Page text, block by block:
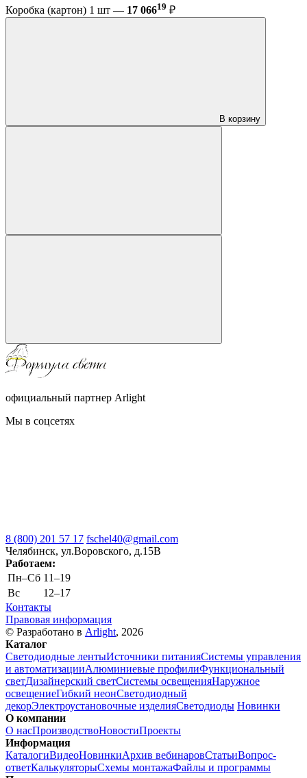
Коробка (картон) 1 шт — 17 06619 ₽
В корзину
официальный партнер Arlight
Мы в соцсетях
8 (800) 201 57 17 fschel40@gmail.com
Челябинск, ул.Воровского, д.15В
Работаем:
Пн–Cб 11–19
Вс
12–17
Контакты
Правовая информация
© Разработано в Arlight, 2026
Каталог
Светодиодные лентыИсточники питанияСистемы управления
и автоматизацииАлюминиевые профилиФункциональный
светДизайнерский светСистемы освещенияНаружное
освещениеГибкий неонСветодиодный
декорЭлектроустановочные изделияСветодиоды Новинки
О компании
О насПроизводствоНовостиПроекты
Информация
КаталогиВидеоНовинкиАрхив вебинаровСтатьиВопрос-
ответКалькуляторыСхемы монтажаФайлы и программы